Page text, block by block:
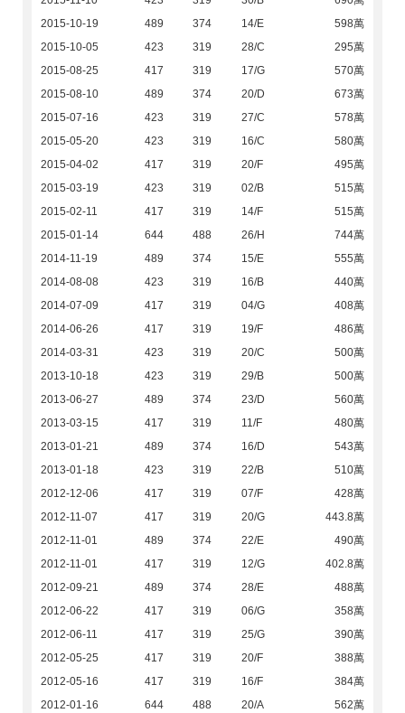
2015-10-19
489 374 14/E
598萬
2015-10-05
423 319 28/C
295萬
2015-08-25
417 319 17/G
570萬
2015-08-10
489 374 20/D
673萬
2015-07-16
423 319 27/C
578萬
2015-05-20
423 319 16/C
580萬
2015-04-02
417 319 20/F
495萬
2015-03-19
423 319 02/B
515萬
2015-02-11
417 319 14/F
515萬
2015-01-14
644 488 26/H
744萬
2014-11-19
489 374 15/E
555萬
2014-08-08
423 319 16/B
440萬
2014-07-09
417 319 04/G
408萬
2014-06-26
417 319 19/F
486萬
2014-03-31
423 319 20/C
500萬
2013-10-18
423 319 29/B
500萬
2013-06-27
489 374 23/D
560萬
2013-03-15
417 319 11/F
480萬
2013-01-21
489 374 16/D
543萬
2013-01-18
423 319 22/B
510萬
2012-12-06
417 319 07/F
428萬
2012-11-07
417 319 20/G
443.8萬
2012-11-01
489 374 22/E
490萬
2012-11-01
417 319 12/G
402.8萬
2012-09-21
489 374 28/E
488萬
2012-06-22
417 319 06/G
358萬
2012-06-11
417 319 25/G
390萬
2012-05-25
417 319 20/F
388萬
2012-05-16
417 319 16/F
384萬
2012-01-16
644 488 20/A
562萬